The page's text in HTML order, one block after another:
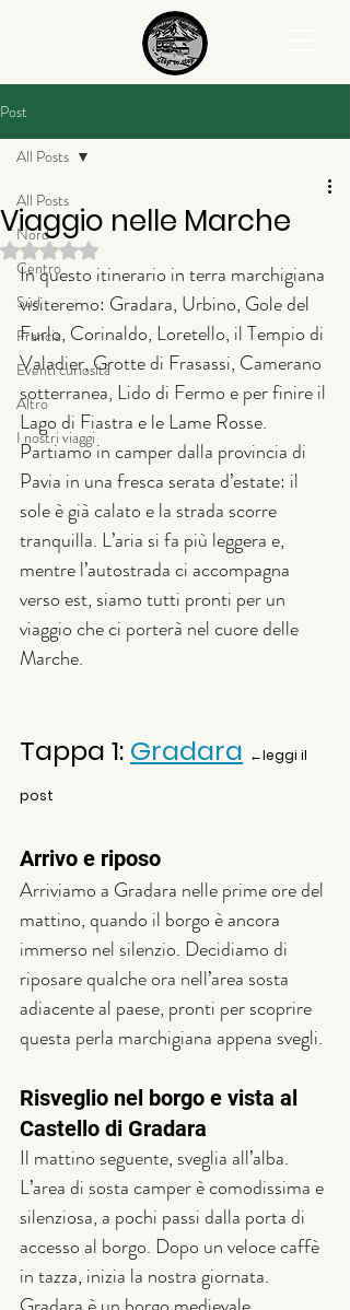
Post
All Posts
Nord
Centro
Sud
Francia
Eventi curiosità
Altro
I nostri viaggi
All Posts
Viaggio nelle Marche
Valutazione NaN stelle su 5.
In questo itinerario in terra marchigiana
visiteremo: Gradara, Urbino, Gole del
Furlo, Corinaldo, Loretello, il Tempio di
Valadier, Grotte di Frasassi, Camerano
sotterranea, Lido di Fermo e per finire il
Lago di Fiastra e le Lame Rosse.
Partiamo in camper dalla provincia di
Pavia in una fresca serata d’estate: il
sole è già calato e la strada scorre
tranquilla. L’aria si fa più leggera e,
mentre l’autostrada ci accompagna
verso est, siamo tutti pronti per un
viaggio che ci porterà nel cuore delle
Marche.
Tappa 1: Gradara ←leggi il
post
Arrivo e riposo
Arriviamo a Gradara nelle prime ore del
mattino, quando il borgo è ancora
immerso nel silenzio. Decidiamo di
riposare qualche ora nell’area sosta
adiacente al paese, pronti per scoprire
questa perla marchigiana appena svegli.
Risveglio nel borgo e vista al
Castello di Gradara
Il mattino seguente, sveglia all’alba.
L’area di sosta camper è comodissima e
silenziosa, a pochi passi dalla porta di
accesso al borgo. Dopo un veloce caffè
in tazza, inizia la nostra giornata.